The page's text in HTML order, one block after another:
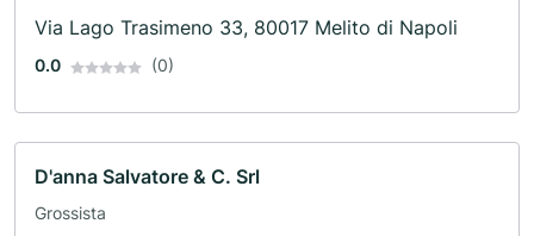
Via Lago Trasimeno 33, 80017 Melito di Napoli
0.0 (0)
D'anna Salvatore & C. Srl
Grossista